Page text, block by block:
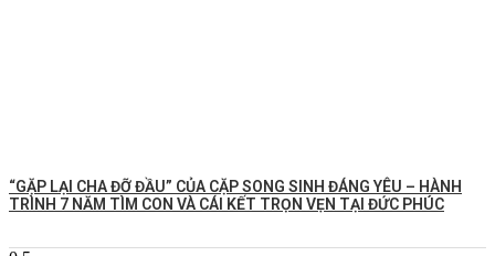
️“GẶP LẠI CHA ĐỠ ĐẦU” CỦA CẶP SONG SINH ĐÁNG YÊU – HÀNH
TRÌNH 7 NĂM TÌM CON VÀ CÁI KẾT TRỌN VẸN TẠI ĐỨC PHÚC